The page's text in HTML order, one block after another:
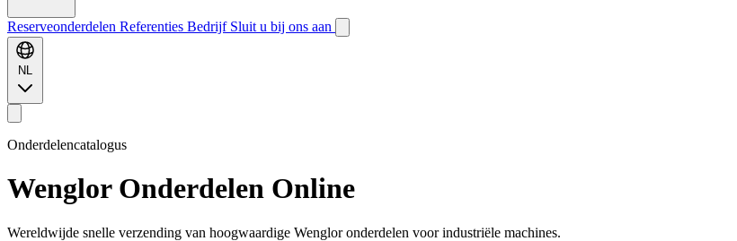
Reserveonderdelen Referenties Bedrijf Sluit u bij ons aan
NL
Onderdelencatalogus
Wenglor Onderdelen Online
Wereldwijde snelle verzending van hoogwaardige Wenglor onderdelen voor industriële machines.